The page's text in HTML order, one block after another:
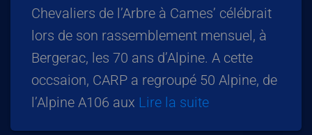
Chevaliers de l’Arbre à Cames’ célébrait
lors de son rassemblement mensuel, à
Bergerac, les 70 ans d’Alpine. A cette
occsaion, CARP a regroupé 50 Alpine, de
l’Alpine A106 aux Lire la suite